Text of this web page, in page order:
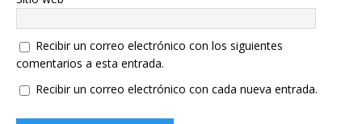
Recibir un correo electrónico con los siguientes
comentarios a esta entrada.
Recibir un correo electrónico con cada nueva entrada.